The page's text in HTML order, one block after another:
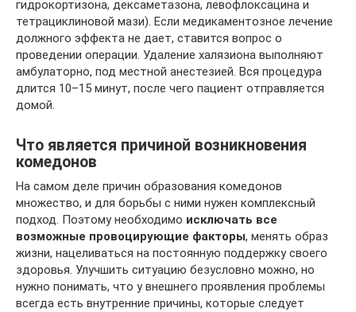
гидрокортизона, дексаметазона, левофлоксацина и
тетрациклиновой мази). Если медикаментозное лечение
должного эффекта не дает, ставится вопрос о
проведении операции. Удаление халязиона выполняют
амбулаторно, под местной анестезией. Вся процедура
длится 10–15 минут, после чего пациент отправляется
домой.
Что является причиной возникновения
комедонов
На самом деле причин образования комедонов
множество, и для борьбы с ними нужен комплексный
подход. Поэтому необходимо исключать все
возможные провоцирующие факторы, менять образ
жизни, нацеливаться на постоянную поддержку своего
здоровья. Улучшить ситуацию безусловно можно, но
нужно понимать, что у внешнего проявления проблемы
всегда есть внутренние причины, которые следует